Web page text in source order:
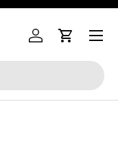
AccediCarrello